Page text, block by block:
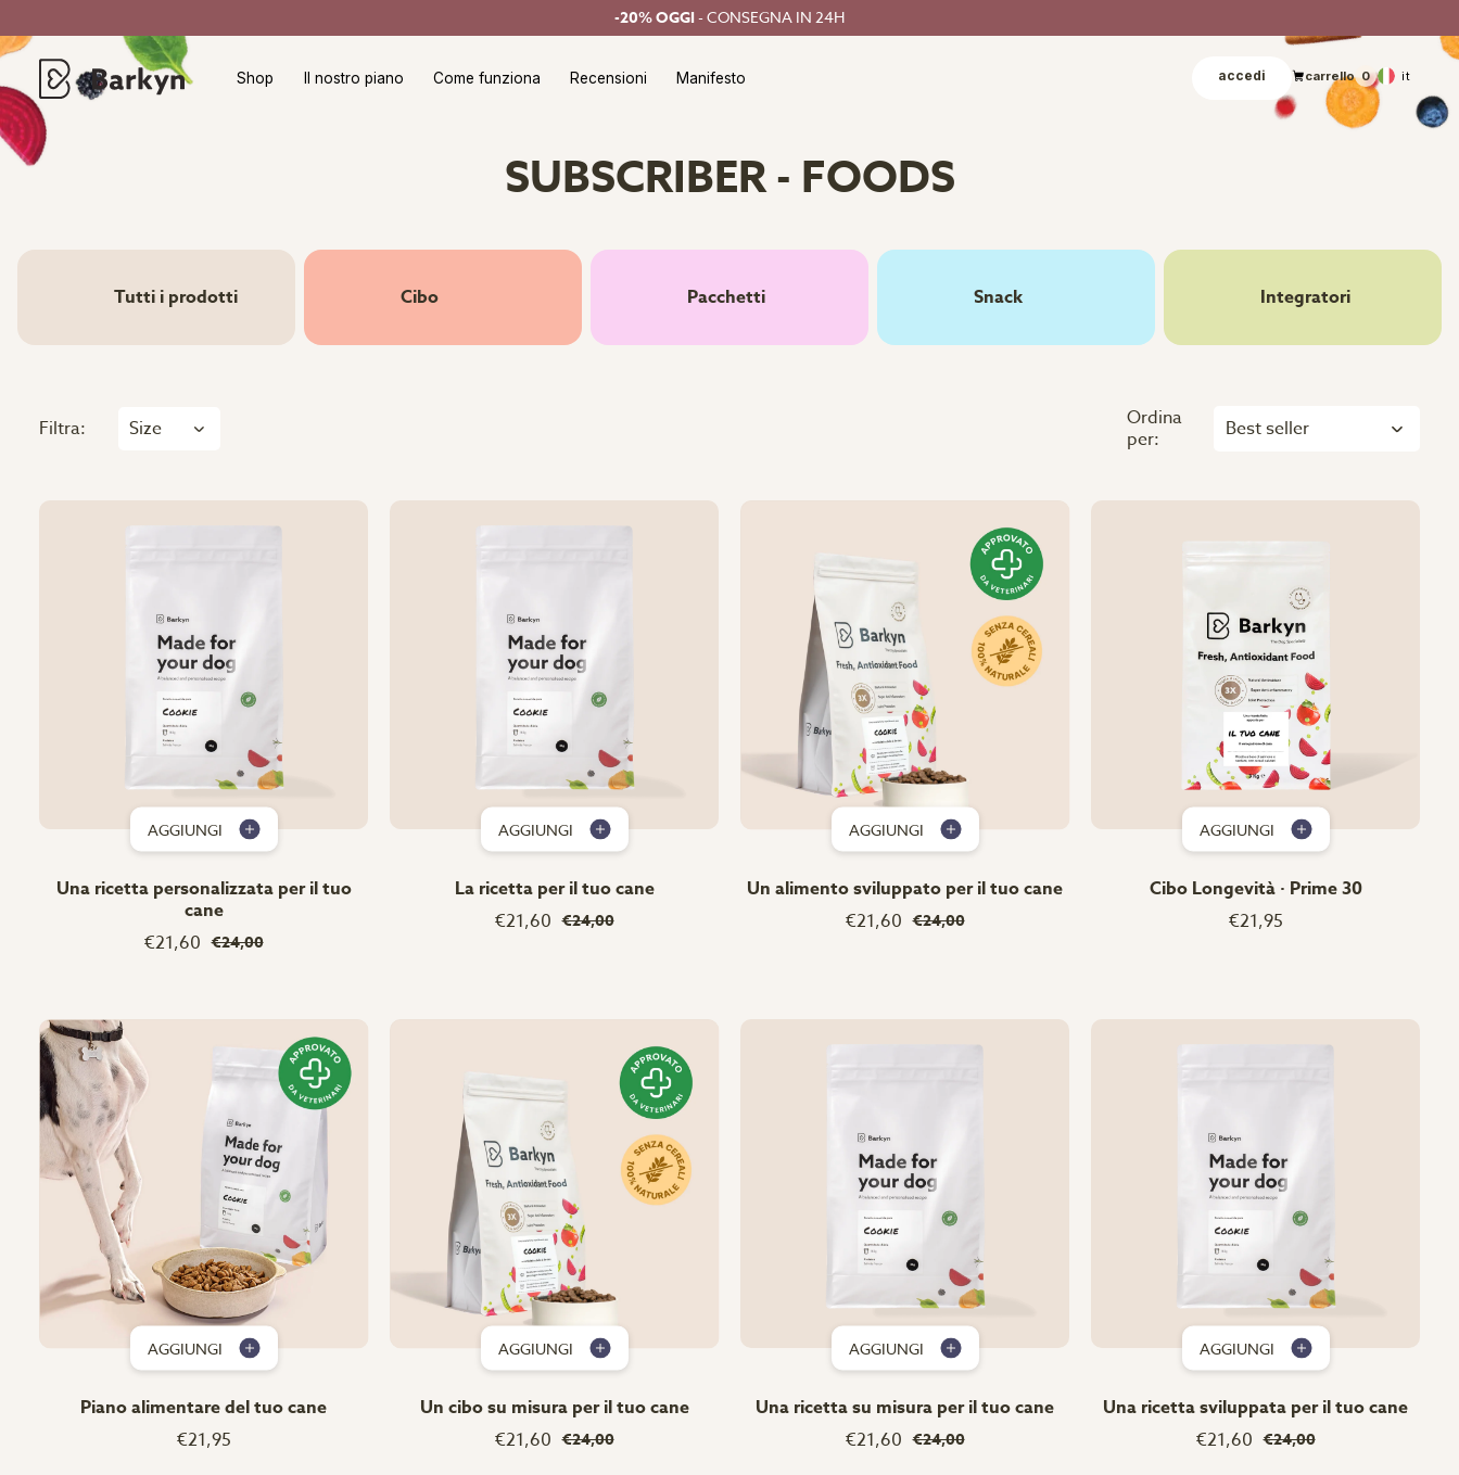
-20% OGGI- CONSEGNA IN 24H
Shop Il nostro piano Come funziona Recensioni Manifesto accedi carrello 0 it
SUBSCRIBER - FOODS
Tutti i prodotti Cibo Pacchetti Snack Integratori
Filtra: Size
Ordina
per:
Best seller
AGGIUNGI
Una ricetta personalizzata per il tuo
cane
€21,60 €24,00
AGGIUNGI
La ricetta per il tuo cane
€21,60 €24,00
AGGIUNGI
Un alimento sviluppato per il tuo cane
€21,60 €24,00
AGGIUNGI
Cibo Longevità · Prime 30
€21,95
AGGIUNGI
Piano alimentare del tuo cane
€21,95
AGGIUNGI
Un cibo su misura per il tuo cane
€21,60 €24,00
AGGIUNGI
Una ricetta su misura per il tuo cane
€21,60 €24,00
AGGIUNGI
Una ricetta sviluppata per il tuo cane
€21,60 €24,00